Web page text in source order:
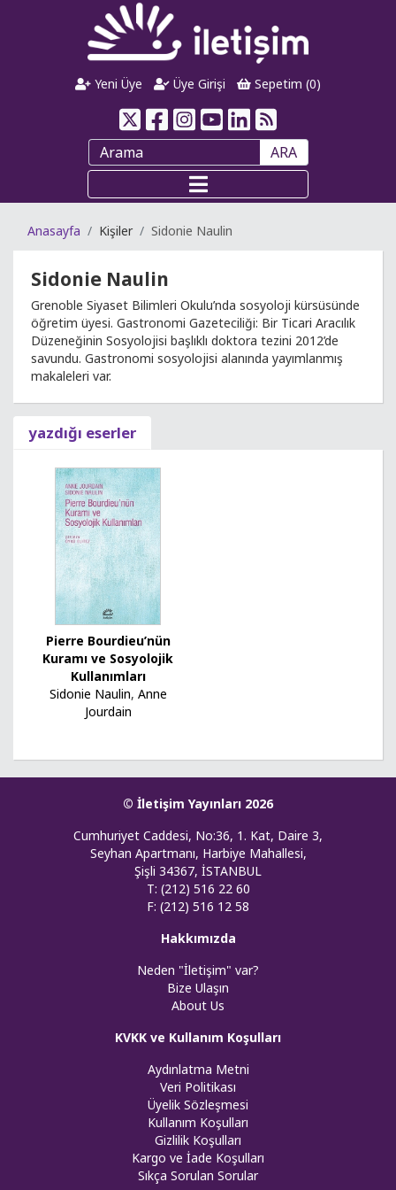
Yeni Üye Üye Girişi Sepetim (0)
ARA
Anasayfa Kişiler Sidonie Naulin
Sidonie Naulin
Grenoble Siyaset Bilimleri Okulu’nda sosyoloji kürsüsünde
öğretim üyesi. Gastronomi Gazeteciliği: Bir Ticari Aracılık
Düzeneğinin Sosyolojisi başlıklı doktora tezini 2012’de
savundu. Gastronomi sosyolojisi alanında yayımlanmış
makaleleri var.
yazdığı eserler
Pierre Bourdieu’nün
Kuramı ve Sosyolojik
Kullanımları
Sidonie Naulin, Anne
Jourdain
© İletişim Yayınları 2026
Cumhuriyet Caddesi, No:36, 1. Kat, Daire 3,
Seyhan Apartmanı, Harbiye Mahallesi,
Şişli 34367, İSTANBUL
T: (212) 516 22 60
F: (212) 516 12 58
Hakkımızda
Neden "İletişim" var?
Bize Ulaşın
About Us
KVKK ve Kullanım Koşulları
Aydınlatma Metni
Veri Politikası
Üyelik Sözleşmesi
Kullanım Koşulları
Gizlilik Koşulları
Kargo ve İade Koşulları
Sıkça Sorulan Sorular